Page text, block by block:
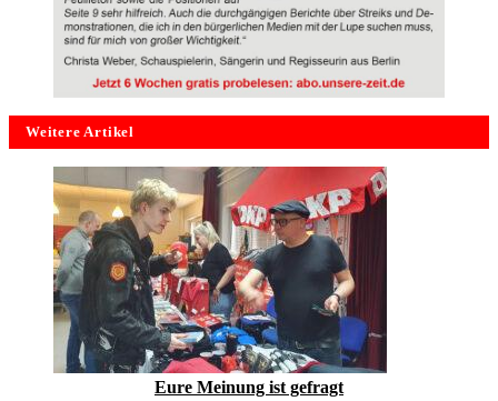
Weitere Artikel
Eure Meinung ist gefragt